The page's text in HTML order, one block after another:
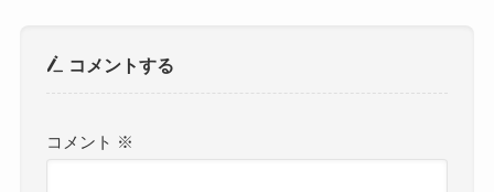
コメントする
コメント ※